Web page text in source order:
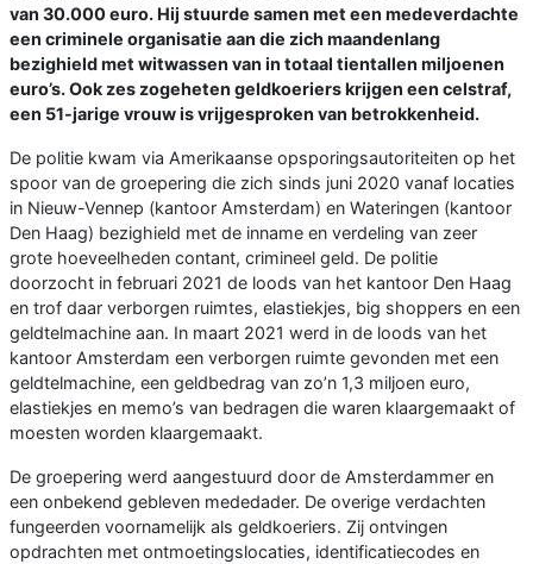
van 30.000 euro. Hij stuurde samen met een medeverdachte
een criminele organisatie aan die zich maandenlang
bezighield met witwassen van in totaal tientallen miljoenen
euro’s. Ook zes zogeheten geldkoeriers krijgen een celstraf,
een 51-jarige vrouw is vrijgesproken van betrokkenheid.
De politie kwam via Amerikaanse opsporingsautoriteiten op het
spoor van de groepering die zich sinds juni 2020 vanaf locaties
in Nieuw-Vennep (kantoor Amsterdam) en Wateringen (kantoor
Den Haag) bezighield met de inname en verdeling van zeer
grote hoeveelheden contant, crimineel geld. De politie
doorzocht in februari 2021 de loods van het kantoor Den Haag
en trof daar verborgen ruimtes, elastiekjes, big shoppers en een
geldtelmachine aan. In maart 2021 werd in de loods van het
kantoor Amsterdam een verborgen ruimte gevonden met een
geldtelmachine, een geldbedrag van zo’n 1,3 miljoen euro,
elastiekjes en memo’s van bedragen die waren klaargemaakt of
moesten worden klaargemaakt.
De groepering werd aangestuurd door de Amsterdammer en
een onbekend gebleven mededader. De overige verdachten
fungeerden voornamelijk als geldkoeriers. Zij ontvingen
opdrachten met ontmoetingslocaties, identificatiecodes en